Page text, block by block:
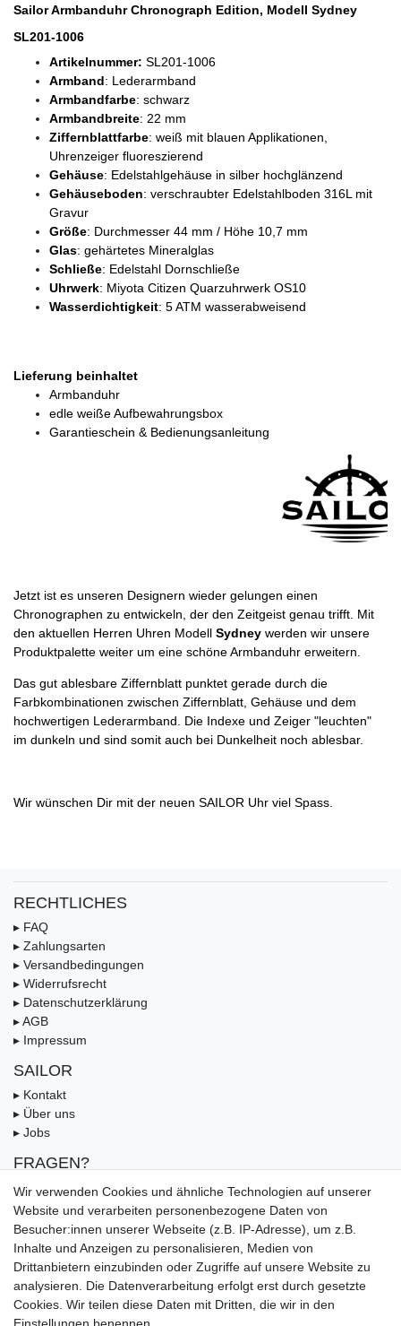
Sailor Armbanduhr Chronograph Edition, Modell Sydney
SL201-1006
Artikelnummer: SL201-1006
Armband: Lederarmband
Armbandfarbe: schwarz
Armbandbreite: 22 mm
Ziffernblattfarbe: weiß mit blauen Applikationen,
Uhrenzeiger fluoreszierend
Gehäuse: Edelstahlgehäuse in silber hochglänzend
Gehäuseboden: verschraubter Edelstahlboden 316L mit
Gravur
Größe: Durchmesser 44 mm / Höhe 10,7 mm
Glas: gehärtetes Mineralglas
Schließe: Edelstahl Dornschließe
Uhrwerk: Miyota Citizen Quarzuhrwerk OS10
Wasserdichtigkeit: 5 ATM wasserabweisend
Lieferung beinhaltet
Armbanduhr
edle weiße Aufbewahrungsbox
Garantieschein & Bedienungsanleitung
Jetzt ist es unseren Designern wieder gelungen einen
Chronographen zu entwickeln, der den Zeitgeist genau trifft. Mit
den aktuellen Herren Uhren Modell Sydney werden wir unsere
Produktpalette weiter um eine schöne Armbanduhr erweitern.
Das gut ablesbare Ziffernblatt punktet gerade durch die
Farbkombinationen zwischen Ziffernblatt, Gehäuse und dem
hochwertigen Lederarmband. Die Indexe und Zeiger "leuchten"
im dunkeln und sind somit auch bei Dunkelheit noch ablesbar.
Wir wünschen Dir mit der neuen SAILOR Uhr viel Spass.
RECHTLICHES
▸ FAQ
▸ Zahlungsarten
▸ Versandbedingungen
▸ Widerrufsrecht
▸ Datenschutzerklärung
▸ AGB
▸ Impressum
SAILOR
▸ Kontakt
▸ Über uns
▸ Jobs
FRAGEN?
▸ FAQ
▸ Zahlungsarten
▸ Versandbedingungen
▸ Gutschein
UNSERE ZAHLUNGSMÖGLICKEITEN
Wir verwenden Cookies und ähnliche Technologien auf unserer
Website und verarbeiten personenbezogene Daten von
Besucher:innen unserer Webseite (z.B. IP-Adresse), um z.B.
Inhalte und Anzeigen zu personalisieren, Medien von
Drittanbietern einzubinden oder Zugriffe auf unsere Website zu
analysieren. Die Datenverarbeitung erfolgt erst durch gesetzte
Cookies. Wir teilen diese Daten mit Dritten, die wir in den